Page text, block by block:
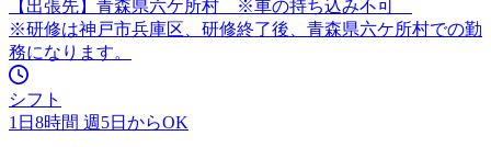
【出張先】青森県六ケ所村 ※車の持ち込み不可
※研修は神戸市兵庫区、研修終了後、青森県六ケ所村での勤
務になります。
シフト
1日8時間 週5日からOK